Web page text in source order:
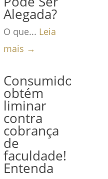
Alegada?
O que... Leia
mais →
Consumidora
obtém
liminar
contra
cobrança
de
faculdade!
Entenda